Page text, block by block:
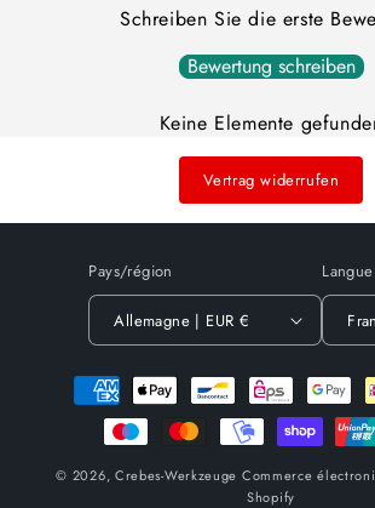
Schreiben Sie die erste
Bewertung schreiben
Keine Elemente
Vertrag widerrufen
Pays/région
Allemagne | EUR €
Langue
Moyens
paiement
© 2026, Crebes-Werkzeuge Commerce
Shopify